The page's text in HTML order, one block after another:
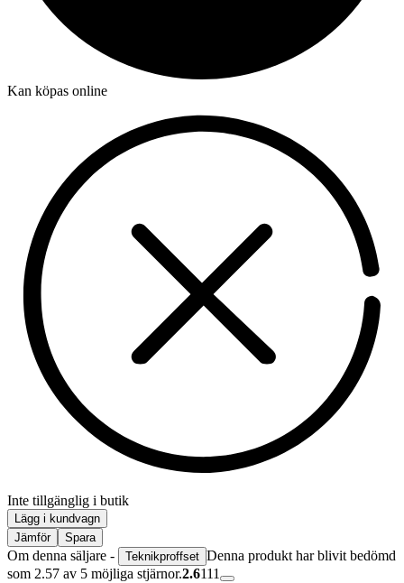
Kan köpas online
Inte tillgänglig i butik
Lägg i kundvagn
Jämför
Spara
Om denna säljare - Teknikproffset Denna produkt har blivit bedömd
som 2.57 av 5 möjliga stjärnor.2.6111